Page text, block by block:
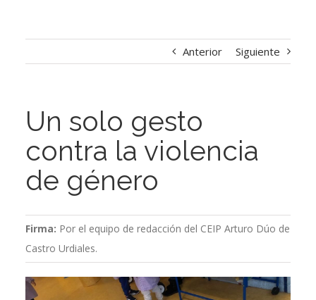
Anterior Siguiente
Un solo gesto
contra la violencia
de género
Firma: Por el equipo de redacción del CEIP Arturo Dúo de
Castro Urdiales.
Ver